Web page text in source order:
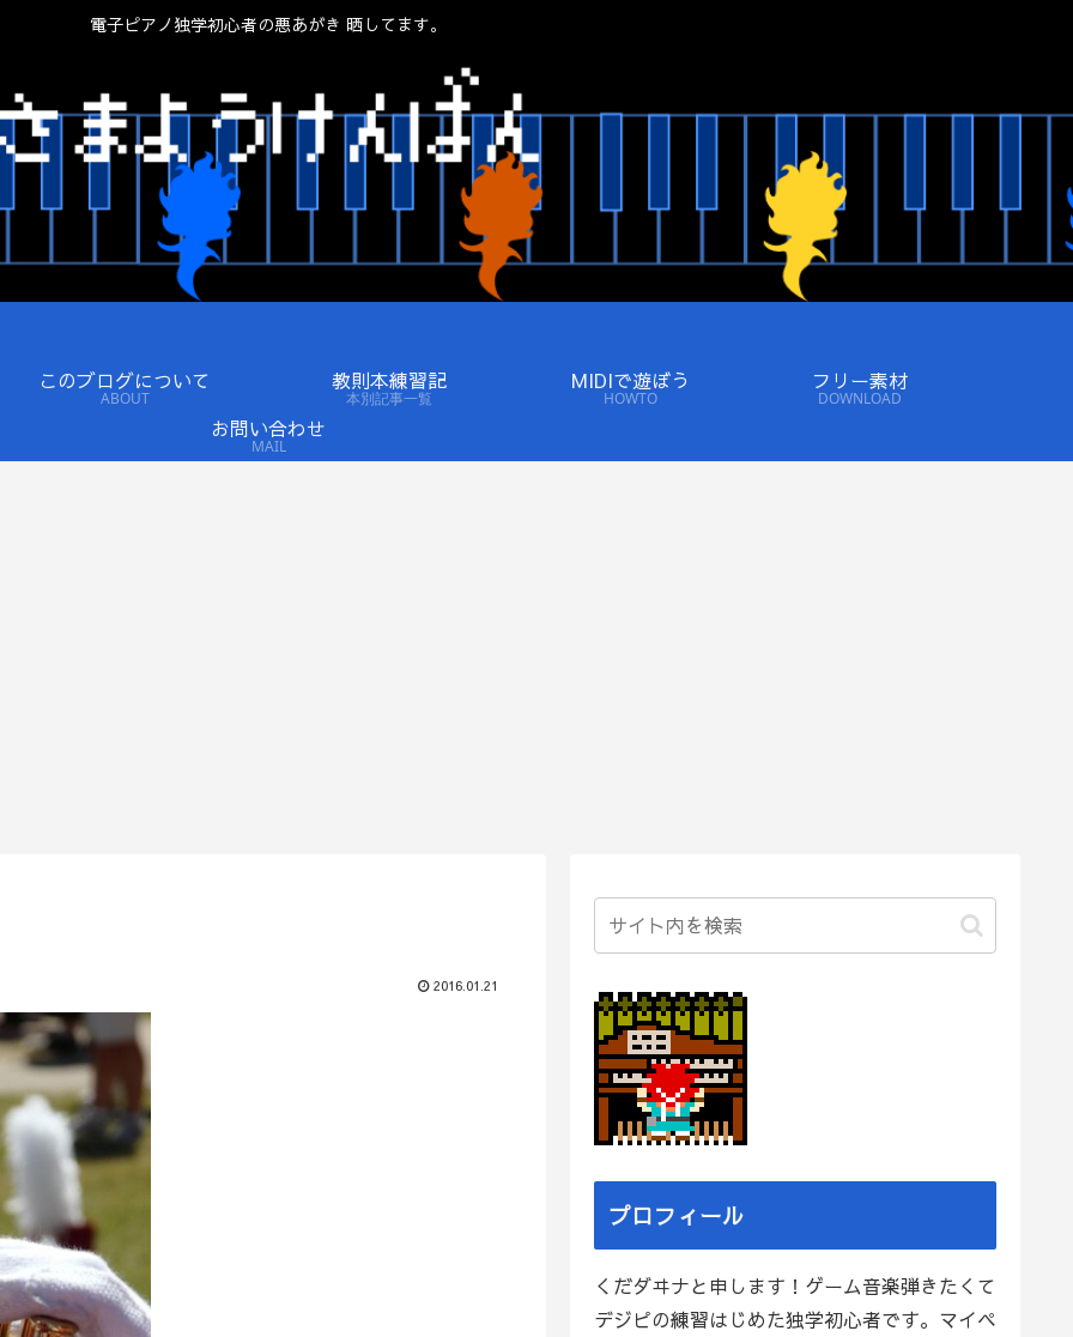
電子ピアノ独学初心者の悪あがき 晒してます。
このブログについて
ABOUT
教則本練習記
本別記事一覧
MIDIで遊ぼう
HOWTO
フリー素材
DOWNLOAD
お問い合わせ
MAIL
2016.01.21
プロフィール
くだダヰナと申します！ゲーム音楽弾きたくて
デジピの練習はじめた独学初心者です。マイペ